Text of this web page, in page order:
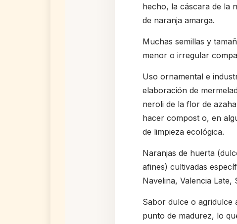
hecho, la cáscara de la
de naranja amarga.
Muchas semillas y
menor o irregular
Uso ornamental e
elaboración de
neroli de la flor de
hacer compost o, en
de limpieza ecológica.
Naranjas de huerta
afines) cultivadas
Navelina, Valencia
Sabor dulce o agridulce
punto de madurez, lo